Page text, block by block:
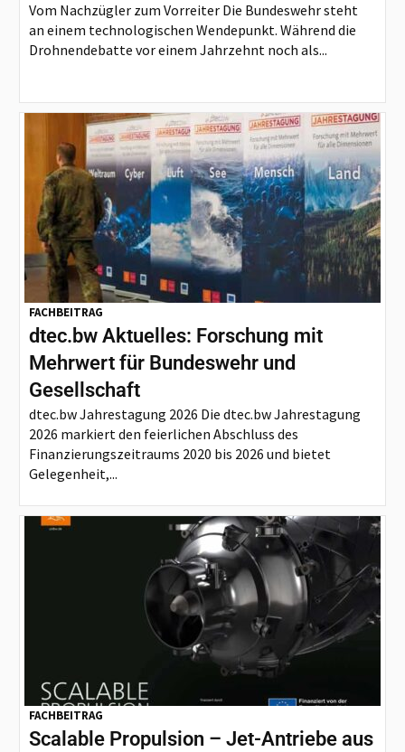
Vom Nachzügler zum Vorreiter Die Bundeswehr steht
an einem technologischen Wendepunkt. Während die
Drohnendebatte vor einem Jahrzehnt noch als...
FACHBEITRAG
dtec.bw Aktuelles: Forschung mit
Mehrwert für Bundeswehr und
Gesellschaft
dtec.bw Jahrestagung 2026 Die dtec.bw Jahrestagung
2026 markiert den feierlichen Abschluss des
Finanzierungszeitraums 2020 bis 2026 und bietet
Gelegenheit,...
FACHBEITRAG
Scalable Propulsion – Jet-Antriebe aus